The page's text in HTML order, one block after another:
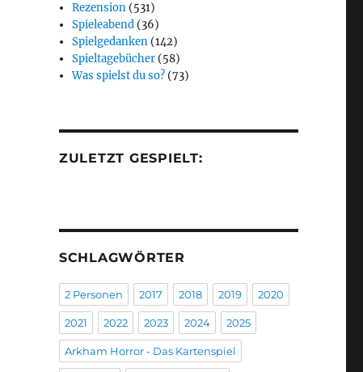
Rezension (531)
Spieleabend (36)
Spielgedanken (142)
Spieltagebücher (58)
Was spielst du so? (73)
ZULETZT GESPIELT:
SCHLAGWÖRTER
2 Personen 2017 2018 2019 2020
2021 2022 2023 2024 2025
Arkham Horror - Das Kartenspiel